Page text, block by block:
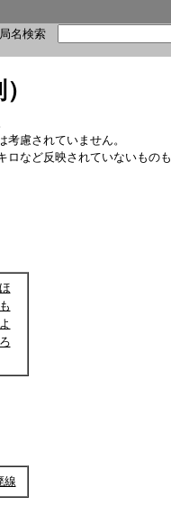
名検索
慮されていません。
ロなど反映されていないものも
ほ
も
よ
ろ
線